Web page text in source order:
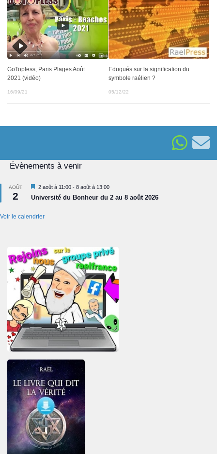
GoTopless, Paris Plages Août
2021 (vidéo)
16/09/21
Eduqués sur la signification du
symbole raélien ?
05/12/22
Évènements à venir
AOÛT
2
Mis
en
avant
2 août à 11:00 - 8 août à 13:00
Université du Bonheur du 2 au 8 août 2026
Voir le calendrier